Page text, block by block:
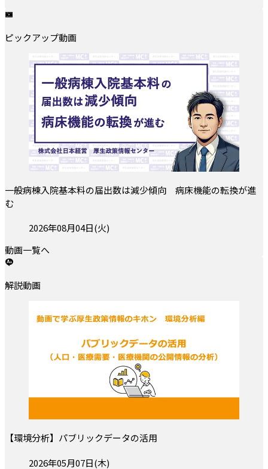
ピックアップ動画
一般病棟入院基本料の届出数は減少傾向 病床機能の転換が進
む
投稿日:2026年08月04日(火)
動画一覧へ
解説動画
【環境分析】パブリックデータの活用
投稿日:2026年05月07日(木)